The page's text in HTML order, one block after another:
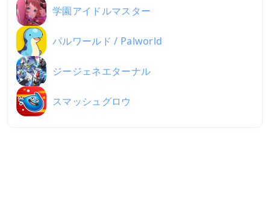
学園アイドルマスター
パルワールド / Palworld
ジージェネエターナル
スマッシュグロウ